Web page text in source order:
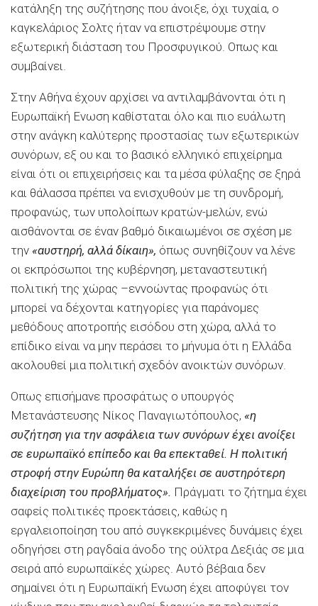
κατάληξη της συζήτησης που άνοιξε, όχι τυχαία, ο
καγκελάριος Σολτς ήταν να επιστρέψουμε στην
εξωτερική διάσταση του Προσφυγικού. Οπως και
συμβαίνει.
Στην Αθήνα έχουν αρχίσει να αντιλαμβάνονται ότι η
Ευρωπαϊκή Ενωση καθίσταται όλο και πιο ευάλωτη
στην ανάγκη καλύτερης προστασίας των εξωτερικών
συνόρων, εξ ου και το βασικό ελληνικό επιχείρημα
είναι ότι οι επιχειρήσεις και τα μέσα φύλαξης σε ξηρά
και θάλασσα πρέπει να ενισχυθούν με τη συνδρομή,
προφανώς, των υπολοίπων κρατών-μελών, ενώ
αισθάνονται σε έναν βαθμό δικαιωμένοι σε σχέση με
την «αυστηρή, αλλά δίκαιη», όπως συνηθίζουν να λένε
οι εκπρόσωποι της κυβέρνηση, μεταναστευτική
πολιτική της χώρας –εννοώντας προφανώς ότι
μπορεί να δέχονται κατηγορίες για παράνομες
μεθόδους αποτροπής εισόδου στη χώρα, αλλά το
επίδικο είναι να μην περάσει το μήνυμα ότι η Ελλάδα
ακολουθεί μια πολιτική σχεδόν ανοικτών συνόρων.
Oπως επισήμανε προσφάτως ο υπουργός
Μετανάστευσης Νίκος Παναγιωτόπουλος, «η
συζήτηση για την ασφάλεια των συνόρων έχει ανοίξει
σε ευρωπαϊκό επίπεδο και θα επεκταθεί. Η πολιτική
στροφή στην Ευρώπη θα καταλήξει σε αυστηρότερη
διαχείριση του προβλήματος». Πράγματι το ζήτημα έχει
σαφείς πολιτικές προεκτάσεις, καθώς η
εργαλειοποίηση του από συγκεκριμένες δυνάμεις έχει
οδηγήσει στη ραγδαία άνοδο της ούλτρα Δεξιάς σε μια
σειρά από ευρωπαϊκές χώρες. Αυτό βέβαια δεν
σημαίνει ότι η Ευρωπαϊκή Ενωση έχει αποφύγει τον